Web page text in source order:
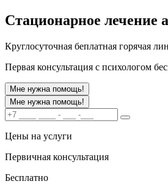
Стационарное лечение
Круглосуточная беплатная горячая
Первая консультация с психологом
Мне нужна помощь!
Мне нужна помощь!
Цены на услуги
Первичная консультация
Бесплатно